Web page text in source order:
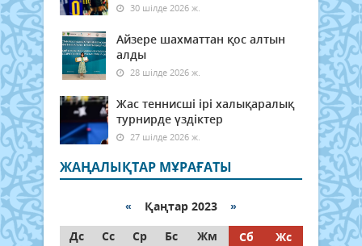
30 шілде 2026 ж.
Айзере шахматтан қос алтын
алды
28 шілде 2026 ж.
Жас теннисші ірі халықаралық
турнирде үздіктер
27 шілде 2026 ж.
ЖАҢАЛЫҚТАР МҰРАҒАТЫ
« Қаңтар 2023 »
Дс
Сс Ср Бс Жм Сб
Жс